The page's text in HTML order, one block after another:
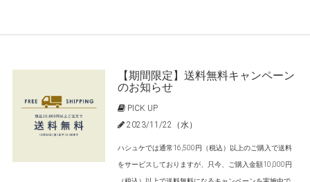
【期間限定】送料無料キャンペーン
のお知らせ
PICK UP
2023/11/22（水）
ハシュケでは通常16,500円（税込）以上のご購入で送料
をサービスしておりますが、只今、ご購入金額10,000円